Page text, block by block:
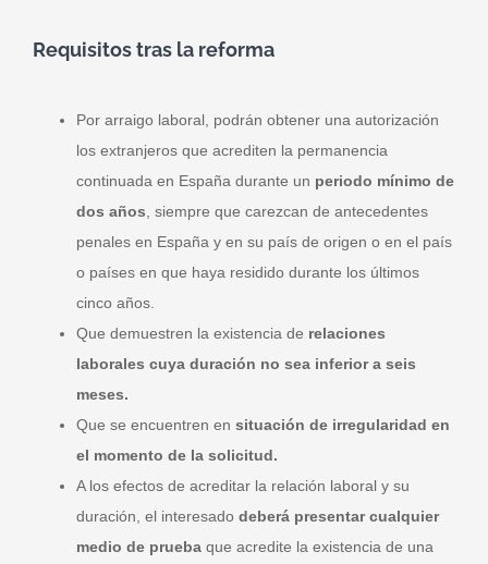
Requisitos tras la reforma
Por arraigo laboral, podrán obtener una autorización
los extranjeros que acrediten la permanencia
continuada en España durante un periodo mínimo de
dos años , siempre que carezcan de antecedentes
penales en España y en su país de origen o en el país
o países en que haya residido durante los últimos
cinco años.
Que demuestren la existencia de relaciones
laborales cuya duración no sea inferior a seis
meses.
Que se encuentren en situación de irregularidad en
el momento de la solicitud.
A los efectos de acreditar la relación laboral y su
duración, el interesado deberá presentar cualquier
medio de prueba que acredite la existencia de una